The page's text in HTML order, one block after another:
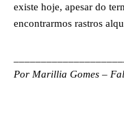
existe hoje, apesar do
encontrarmos rastros
Por Marillia Gomes –